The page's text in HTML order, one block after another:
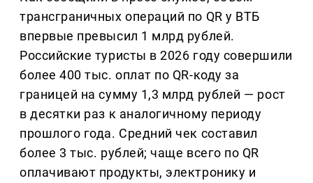
трансграничных операций по QR у ВТБ
впервые превысил 1 млрд рублей.
Российские туристы в 2026 году совершили
более 400 тыс. оплат по QR-коду за
границей на сумму 1,3 млрд рублей — рост
в десятки раз к аналогичному периоду
прошлого года. Средний чек составил
более 3 тыс. рублей; чаще всего по QR
оплачивают продукты, электронику и